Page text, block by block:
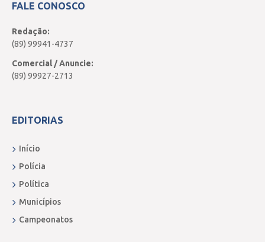
FALE CONOSCO
Redação:
(89) 99941-4737
Comercial / Anuncie:
(89) 99927-2713
EDITORIAS
Início
Polícia
Política
Municípios
Campeonatos